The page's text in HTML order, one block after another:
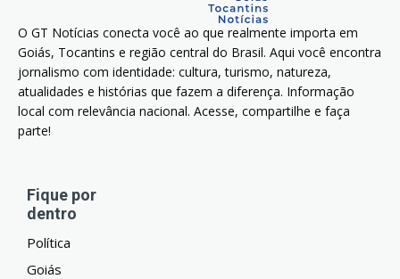
O GT Notícias conecta você ao que realmente importa em
Goiás, Tocantins e região central do Brasil. Aqui você encontra
jornalismo com identidade: cultura, turismo, natureza,
atualidades e histórias que fazem a diferença. Informação
local com relevância nacional. Acesse, compartilhe e faça
parte!
Fique por
dentro
Política
Goiás